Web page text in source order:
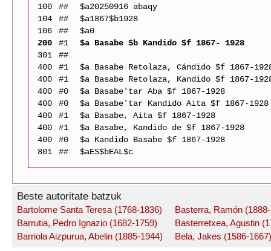
100
##
$a20250916 abaqy
104
##
$a1867$b1928
106
##
$a0
200
#1
$a Basabe $b Kandido $f 1867- 1928
301
##
400
#1
$a Basabe Retolaza, Cándido $f 1867-
400
#1
$a Basabe Retolaza, Kandido $f 1867-
400
#0
$a Basabe'tar Aba $f 1867-1928
400
#0
$a Basabe'tar Kandido Aita $f 1867-1928
400
#1
$a Basabe, Aita $f 1867-1928
400
#1
$a Basabe, Kandido de $f 1867-1928
400
#0
$a Kandido Basabe $f 1867-1928
801
## $aES$bEAL$c
Beste autoritate batzuk
Bartolome Santa Teresa (1768-1836)
Barrutia, Pedro Ignazio (1682-1759)
Barriola Aizpurua, Abelin (1885-1944)
Basterra, Ramón
Basterretxea, Agustin
Bela, Jakes (1586-1667)